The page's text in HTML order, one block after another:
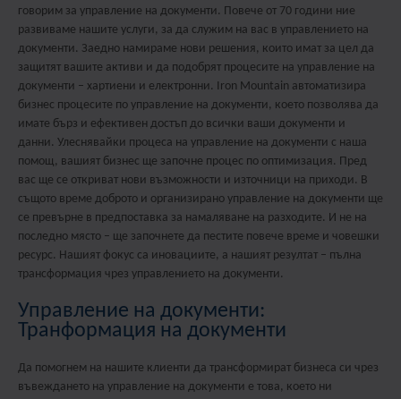
говорим за управление на документи. Повече от 70 години ние
развиваме нашите услуги, за да служим на вас в управлението на
документи. Заедно намираме нови решения, които имат за цел да
защитят вашите активи и да подобрят процесите на управление на
документи – хартиени и електронни. Iron Mountain автоматизира
бизнес процесите по управление на документи, което позволява да
имате бърз и ефективен достъп до всички ваши документи и
данни. Улеснявайки процеса на управление на документи с наша
помощ, вашият бизнес ще започне процес по оптимизация. Пред
вас ще се откриват нови възможности и източници на приходи. В
същото време доброто и организирано управление на документи ще
се превърне в предпоставка за намаляване на разходите. И не на
последно място – ще започнете да пестите повече време и човешки
ресурс. Нашият фокус са иновациите, а нашият резултат – пълна
трансформация чрез управлението на документи.
Управление на документи:
Транформация на документи
Да помогнем на нашите клиенти да трансформират бизнеса си чрез
въвеждането на управление на документи е това, което ни